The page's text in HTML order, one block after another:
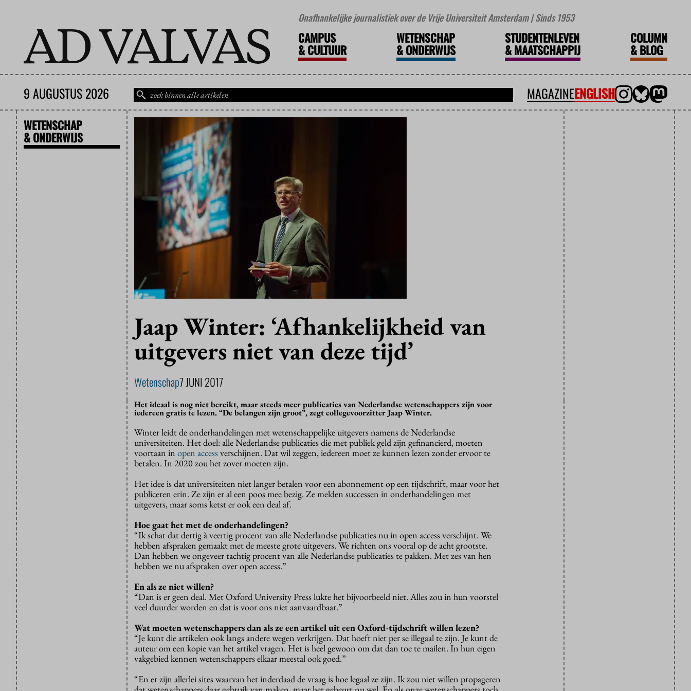
Onafhankelijke journalistiek over de Vrije Universiteit Amsterdam | Sinds 1953
CAMPUS
&CULTUUR
WETENSCHAP
&ONDERWIJS
STUDENTENLEVEN
&MAATSCHAPPIJ
COLUMN
&BLOG
9 AUGUSTUS 2026 MAGAZINEENGLISH
WETENSCHAP
& ONDERWIJS
Jaap Winter: ‘Afhankelijkheid van
uitgevers niet van deze tijd’
Wetenschap7 JUNI 2017
Het ideaal is nog niet bereikt, maar steeds meer publicaties van Nederlandse wetenschappers zijn voor
iedereen gratis te lezen. “De belangen zijn groot”, zegt collegevoorzitter Jaap Winter.
Winter leidt de onderhandelingen met wetenschappelijke uitgevers namens de Nederlandse
universiteiten. Het doel: alle Nederlandse publicaties die met publiek geld zijn gefinancierd, moeten
voortaan in open accessverschijnen. Dat wil zeggen, iedereen moet ze kunnen lezen zonder ervoor te
betalen. In 2020 zou het zover moeten zijn.
Het idee is dat universiteiten niet langer betalen voor een abonnement op een tijdschrift, maar voor het
publiceren erin. Ze zijn er al een poos mee bezig. Ze melden successen in onderhandelingen met
uitgevers, maar soms ketst er ook een deal af.
Hoe gaat het met de onderhandelingen?
“Ik schat dat dertig à veertig procent van alle Nederlandse publicaties nu in open access verschijnt. We
hebben afspraken gemaakt met de meeste grote uitgevers. We richten ons vooral op de acht grootste.
Dan hebben we ongeveer tachtig procent van alle Nederlandse publicaties te pakken. Met zes van hen
hebben we nu afspraken over open access.”
En als ze niet willen?
“Dan is er geen deal. Met Oxford University Press lukte het bijvoorbeeld niet. Alles zou in hun voorstel
veel duurder worden en dat is voor ons niet aanvaardbaar.”
Wat moeten wetenschappers dan als ze een artikel uit een Oxford-tijdschrift willen lezen?
“Je kunt die artikelen ook langs andere wegen verkrijgen. Dat hoeft niet per se illegaal te zijn. Je kunt de
auteur om een kopie van het artikel vragen. Het is heel gewoon om dat dan toe te mailen. In hun eigen
vakgebied kennen wetenschappers elkaar meestal ook goed.”
“En er zijn allerlei sites waarvan het inderdaad de vraag is hoe legaal ze zijn. Ik zou niet willen propageren